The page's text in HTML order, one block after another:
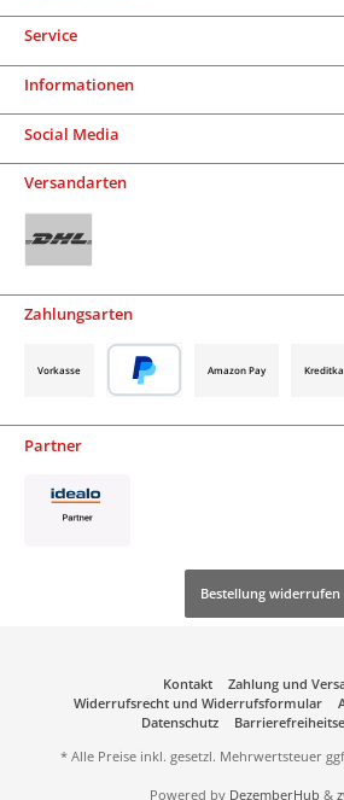
Service
Informationen
Social Media
Versandarten
Zahlungsarten
Vorkasse Amazon Pay
Partner
Bestellung widerrufen
Kontakt
Zahlung und
Widerrufsrecht und Widerrufsformular
Datenschutz
* Alle Preise inkl. gesetzl. Mehrwertsteuer
Powered by DezemberHub &